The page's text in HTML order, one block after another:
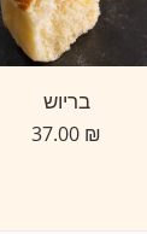
בריוש
₪